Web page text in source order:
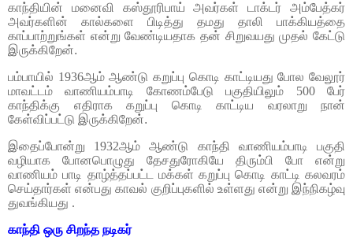
காந்தியின்
மனைவி கஸ்தூரிபாய் அவர்கள் டாக்டர் அம்பேத்கர்
அவர்களின் கால்களை பிடித்து தமது தாலி பாக்கியத்தை
காப்பாற்றுங்கள் என்று வேண்டியதாக தன் சிறுவயது முதல் கேட்டு
இருக்கிறேன்.
பம்பாயில் 1936ஆம் ஆண்டு கறுப்பு கொடி காட்டியது போல வேலூர்
மாவட்டம் வாணியம்பாடி கோணம்பேடு பகுதியிலும் 500பேர்
காந்திக்கு எதிராக கறுப்பு கொடி காட்டிய வரலாறு நான்
கேள்விப்பட்டு இருக்கிறேன்.
இதைப்போன்று 1932ஆம் ஆண்டு காந்தி வாணியம்பாடி பகுதி
வழியாக போனபொழுது தேசதுரோகியே திரும்பி போ என்று
வாணியம் பாடி தாழ்த்தப்பட்ட மக்கள் கறுப்பு கொடி காட்டி கலவரம்
செய்தார்கள் என்பது காவல் குறிப்புகளில் உள்ளது என்று இந்நிகழ்வு
துவங்கியது .
காந்தி ஒரு சிறந்த நடிகர்